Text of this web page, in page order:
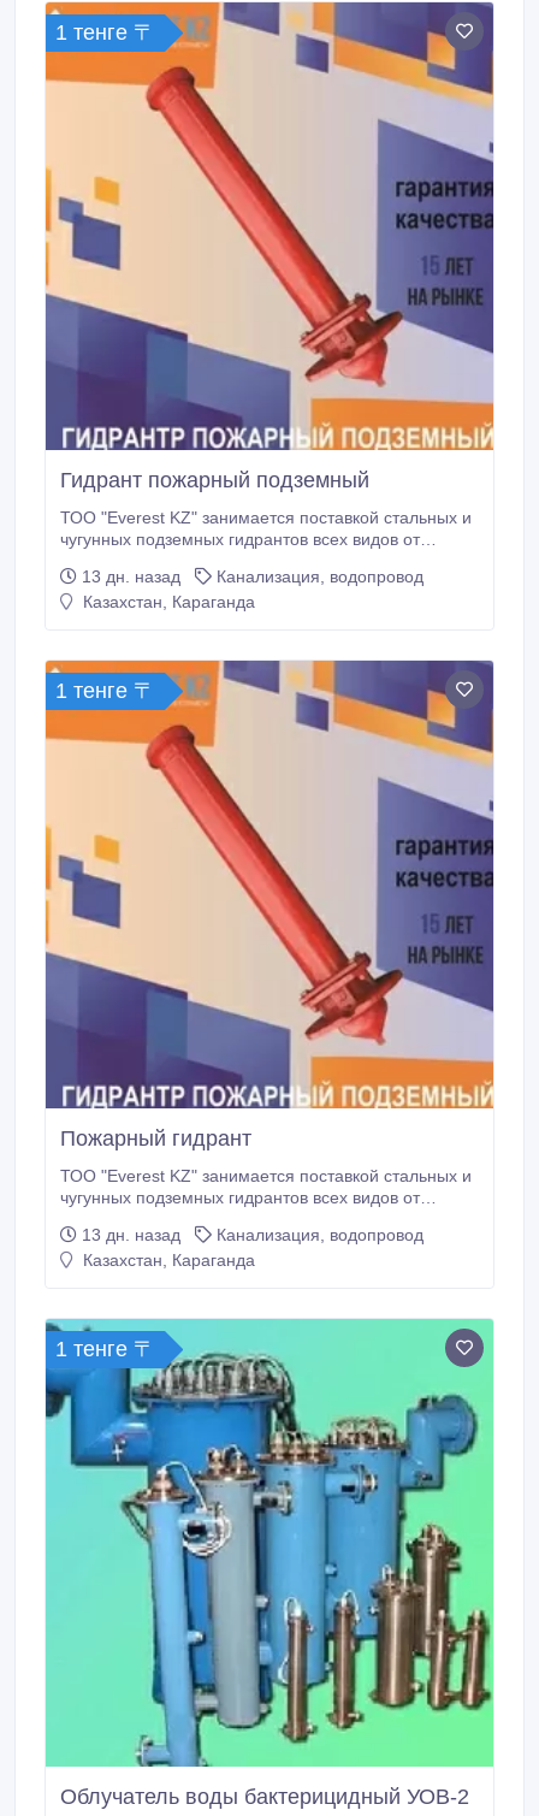
мм 15; 20 3.
1 тенге 〒
Гидрант пожарный подземный
ТОО "Everest KZ" занимается поставкой стальных и
чугунных подземных гидрантов всех видов от
ценам ниже рыночных. Качество, гарантия,
доставка..
13 дн. назад
Канализация, водопровод
Казахстан, Караганда
1 тенге 〒
Пожарный гидрант
ТОО "Everest KZ" занимается поставкой стальных и
чугунных подземных гидрантов всех видов от
ценам ниже рыночных. Качество, гарантия,
доставка..
13 дн. назад
Канализация, водопровод
Казахстан, Караганда
1 тенге 〒
Облучатель воды бактерицидный УОВ-2